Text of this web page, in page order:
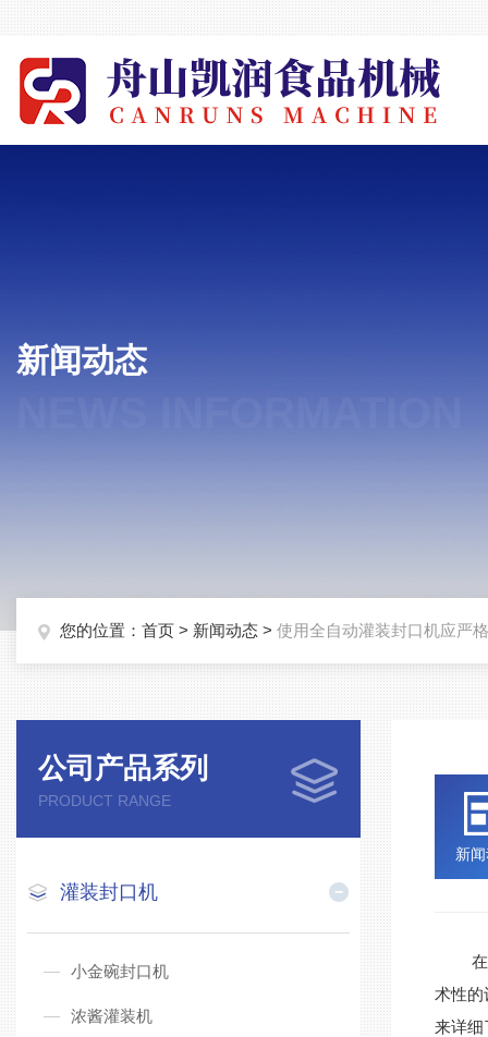
新闻动态
您的位置： 首页 > 新闻动态 > 使用全自动灌装封口机应严
公司产品系列
PRODUCT RANGE
灌装封口机
小金碗封口机
浓酱灌装机
新
在现
术性的
来详细